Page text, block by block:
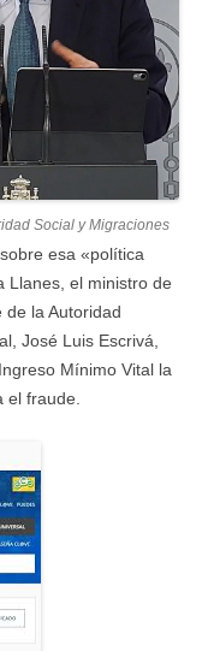
Social y Migraciones
esa «política
Llanes, el ministro de
de la Autoridad
José Luis Escrivá,
Mínimo Vital la
fraude.